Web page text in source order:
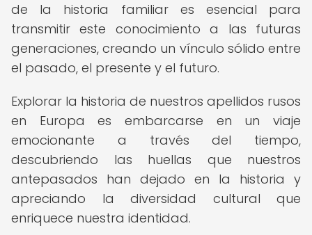
de la historia familiar es esencial para
transmitir este conocimiento a las futuras
generaciones, creando un vínculo sólido entre
el pasado, el presente y el futuro.
Explorar la historia de nuestros apellidos rusos
en Europa es embarcarse en un viaje
emocionante a través del tiempo,
descubriendo las huellas que nuestros
antepasados han dejado en la historia y
apreciando la diversidad cultural que
enriquece nuestra identidad.